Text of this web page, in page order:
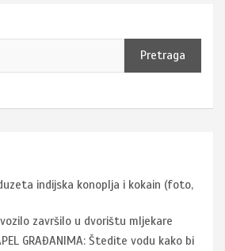
Pretraga
indijska konoplja i kokain (foto,
završilo u dvorištu mljekare
GRAĐANIMA: Štedite vodu kako bi